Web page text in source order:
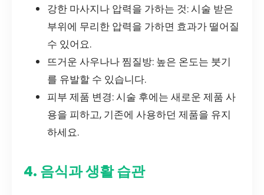
강한 마사지나 압력을 가하는 것: 시술 받은
부위에 무리한 압력을 가하면 효과가 떨어질
수 있어요.
뜨거운 사우나나 찜질방: 높은 온도는 붓기
를 유발할 수 있습니다.
피부 제품 변경: 시술 후에는 새로운 제품 사
용을 피하고, 기존에 사용하던 제품을 유지
하세요.
4. 음식과 생활 습관